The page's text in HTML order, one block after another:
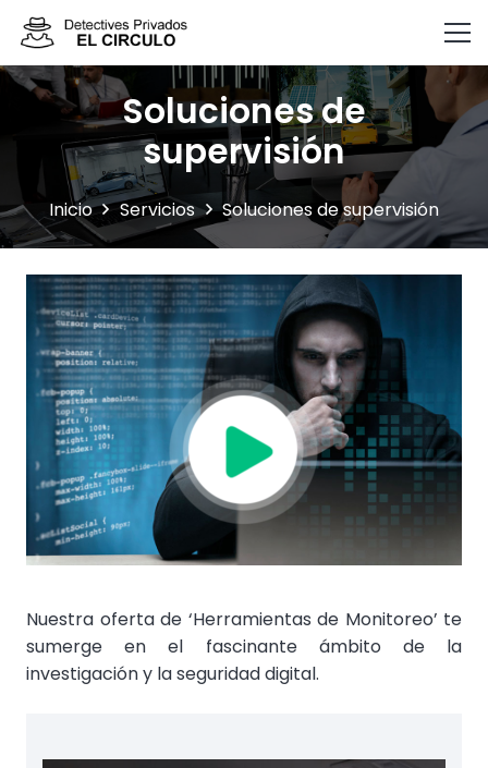
Soluciones de
supervisión
Inicio Servicios Soluciones de supervisión
Nuestra oferta de ‘Herramientas de Monitoreo’ te
sumerge en el fascinante ámbito de la
investigación y la seguridad digital.